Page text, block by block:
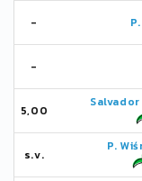
-
-
5,00
s.v.
P.